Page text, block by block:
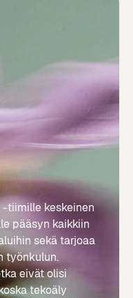
-tiimille keskeinen
pääsyn kaikkiin
sekä tarjoaa
työnkulun.
eivät olisi
tekoäly